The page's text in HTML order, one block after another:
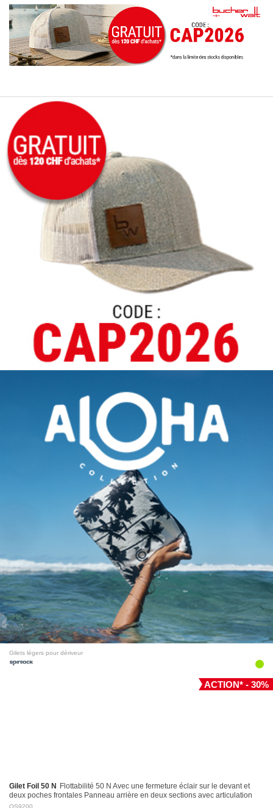
Gilets légers pour dériveur
ACTION* - 30%
Gilet Foil 50 N
Flottabilité 50 N Avec une fermeture éclair sur le devant et
deux poches frontales Panneau arrière en deux sections avec articulation
pour des…
OS9200